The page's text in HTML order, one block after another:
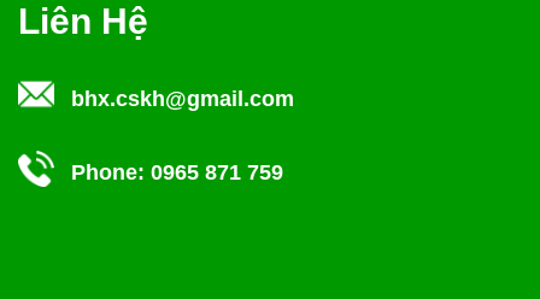
Liên Hệ
bhx.cskh@gmail.com
Phone: 0965 871 759